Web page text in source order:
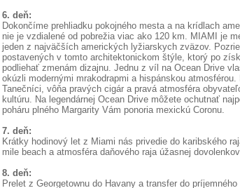
6. deň:
Dokončíme prehliadku pokojného mesta a na krídlach
nie je vzdialené od pobrežia viac ako 120 km. MIAMI je
jeden z najväčších amerických lyžiarskych zväzov.
postavených v tomto architektonickom štýle, ktorý po
podliehať zmenám dizajnu. Jednu z víl na Ocean Drive
okúzli modernými mrakodrapmi a hispánskou
Tanečníci, vôňa pravých cigár a pravá atmosféra
kultúru. Na legendárnej Ocean Drive môžete ochutnať
poháru plného Margarity Vám ponoria mexickú Coronu.
7. deň:
Krátky hodinový let z Miami nás privedie do karibského
mile beach a atmosféra daňového raja úžasnej
8. deň:
Prelet z Georgetownu do Havany a transfer do